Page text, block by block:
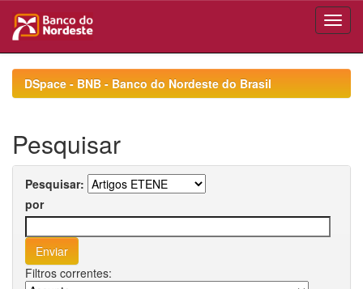
navigationDSpace - BNB - Banco do Nordeste do Brasil
Pesquisar
Pesquisar:
por
Filtros correntes: